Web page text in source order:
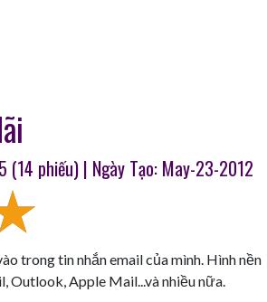
5 (14 phiếu) | Ngày Tạo: May-23-2012
trong tin nhắn email của mình. Hình nền
Outlook, Apple Mail...và nhiều nữa.